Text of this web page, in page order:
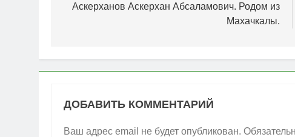
по
Аскерханов Аскерхан Абсаламович. Родом из
Махачкалы.
ДОБАВИТЬ КОММЕНТАРИЙ
Ваш адрес email не будет опубликован.